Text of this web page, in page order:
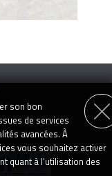
son bon
de services
avancées. À
vous souhaitez activer
quant à l'utilisation des